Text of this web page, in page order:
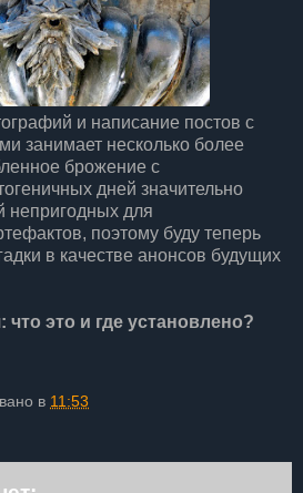
и написание постов с
занимает несколько более
брожение с
дней значительно
непригодных для
поэтому буду теперь
в качестве анонсов будущих
что это и где установлено?
в 11:53